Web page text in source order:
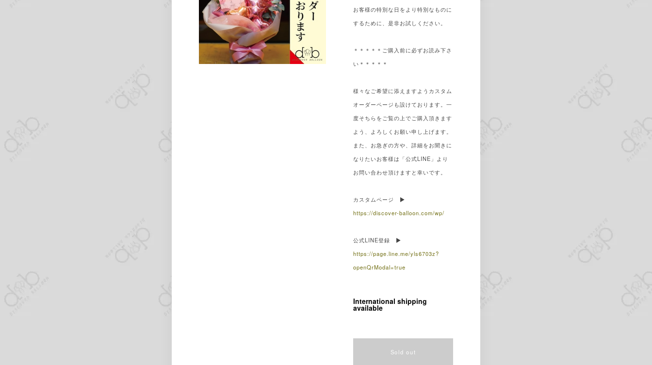
お客様の特別な日をより特別なものに
するために、是非お試しください。
＊＊＊＊＊ご購入前に必ずお読み下さ
い＊＊＊＊＊
様々なご希望に添えますようカスタム
オーダーページも設けております。一
度そちらをご覧の上でご購入頂きます
よう、よろしくお願い申し上げます。
また、お急ぎの方や、詳細をお聞きに
なりたいお客様は「公式LINE」より
お問い合わせ頂けますと幸いです。
カスタムページ ▶
https://discover-balloon.com/wp/
公式LINE登録 ▶
https://page.line.me/yls6703z?
openQrModal=true
International shipping
available
Sold out